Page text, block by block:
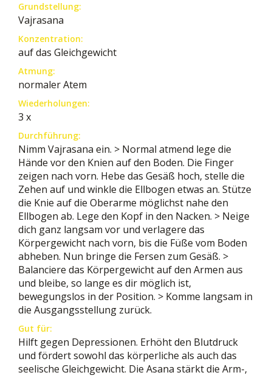
Grundstellung:
Vajrasana
Konzentration:
auf das Gleichgewicht
Atmung:
normaler Atem
Wiederholungen:
3 x
Durchführung:
Nimm Vajrasana ein. > Normal atmend lege die
Hände vor den Knien auf den Boden. Die Finger
zeigen nach vorn. Hebe das Gesäß hoch, stelle die
Zehen auf und winkle die Ellbogen etwas an. Stütze
die Knie auf die Oberarme möglichst nahe den
Ellbogen ab. Lege den Kopf in den Nacken. > Neige
dich ganz langsam vor und verlagere das
Körpergewicht nach vorn, bis die Füße vom Boden
abheben. Nun bringe die Fersen zum Gesäß. >
Balanciere das Körpergewicht auf den Armen aus
und bleibe, so lange es dir möglich ist,
bewegungslos in der Position. > Komme langsam in
die Ausgangsstellung zurück.
Gut für:
Hilft gegen Depressionen. Erhöht den Blutdruck
und fördert sowohl das körperliche als auch das
seelische Gleichgewicht. Die Asana stärkt die Arm-,